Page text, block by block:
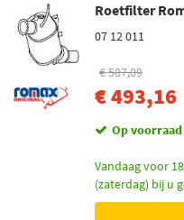
Roetfilter
07 12 011
€ 587,09
€ 493,16
Op voorraad
Vandaag voor
(zaterdag) bij u